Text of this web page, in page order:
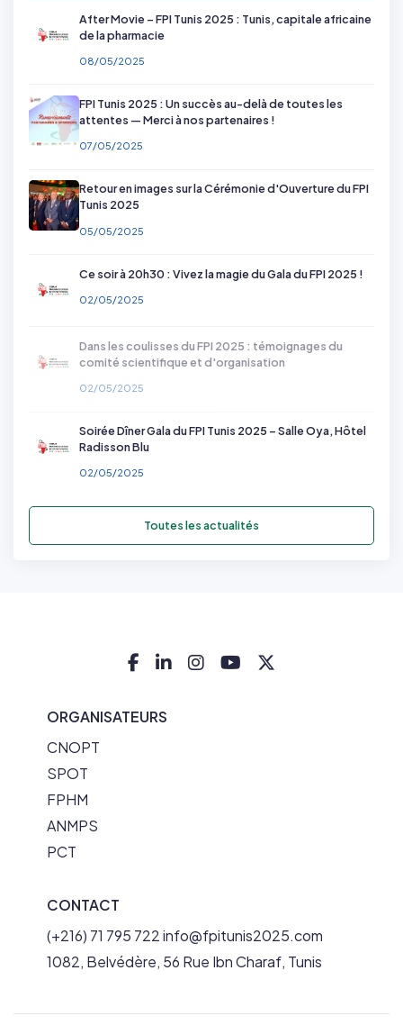
After Movie – FPI Tunis 2025 : Tunis, capitale africaine
de la pharmacie
08/05/2025
FPI Tunis 2025 : Un succès au-delà de toutes les
attentes — Merci à nos partenaires !
07/05/2025
Retour en images sur la Cérémonie d'Ouverture du FPI
Tunis 2025
05/05/2025
Ce soir à 20h30 : Vivez la magie du Gala du FPI 2025 !
02/05/2025
Dans les coulisses du FPI 2025 : témoignages du
comité scientifique et d'organisation
02/05/2025
Soirée Dîner Gala du FPI Tunis 2025 – Salle Oya, Hôtel
Radisson Blu
02/05/2025
Toutes les actualités
ORGANISATEURS
CNOPT
SPOT
FPHM
ANMPS
PCT
CONTACT
(+216) 71 795 722 info@fpitunis2025.com
1082, Belvédère, 56 Rue Ibn Charaf, Tunis